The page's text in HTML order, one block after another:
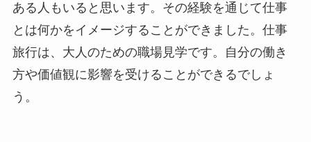
ある人もいると思います。その経験を通じて仕事
とは何かをイメージすることができました。仕事
旅行は、大人のための職場見学です。自分の働き
方や価値観に影響を受けることができるでしょ
う。